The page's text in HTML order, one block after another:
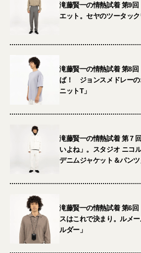
滝藤賢一の情熱試着 第9
エット。セヤのツータック
滝藤賢一の情熱試着 第8
ば！ ジョンスメドレーの
ニットT」
滝藤賢一の情熱試着 第７
いよね」。スタジオ ニコ
デニムジャケット＆パンツ
滝藤賢一の情熱試着 第6
スはこれで決まり。ルメ
ルダー」